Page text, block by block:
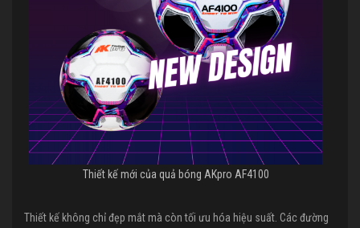
Thiết kế mới của quả bóng AKpro AF4100
Thiết kế không chỉ đẹp mắt mà còn tối ưu hóa hiệu suất. Các đường